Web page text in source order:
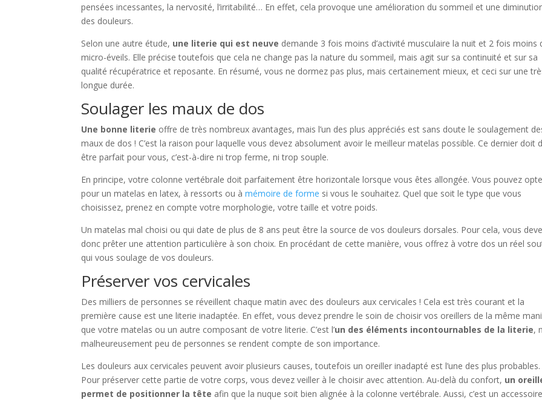
pensées incessantes, la nervosité, l’irritabilité… En effet, cela provoque une amélioration du sommeil et une
des douleurs.
Selon une autre étude, une literie qui est neuve demande 3 fois moins d’activité musculaire la nuit et 2 fois moins
micro-éveils. Elle précise toutefois que cela ne change pas la nature du sommeil, mais agit sur sa continuité et sur sa
qualité récupératrice et reposante. En résumé, vous ne dormez pas plus, mais certainement mieux, et ceci sur une
longue durée.
Soulager les maux de dos
Une bonne literie offre de très nombreux avantages, mais l’un des plus appréciés est sans doute le soulagement
maux de dos ! C’est la raison pour laquelle vous devez absolument avoir le meilleur matelas possible. Ce dernier doit
être parfait pour vous, c’est-à-dire ni trop ferme, ni trop souple.
En principe, votre colonne vertébrale doit parfaitement être horizontale lorsque vous êtes allongée. Vous pouvez
pour un matelas en latex, à ressorts ou àmémoire de forme si vous le souhaitez. Quel que soit le type que vous
choisissez, prenez en compte votre morphologie, votre taille et votre poids.
Un matelas mal choisi ou qui date de plus de 8 ans peut être la source de vos douleurs dorsales. Pour cela, vous
donc prêter une attention particulière à son choix. En procédant de cette manière, vous offrez à votre dos un réel
qui vous soulage de vos douleurs.
Préserver vos cervicales
Des milliers de personnes se réveillent chaque matin avec des douleurs aux cervicales ! Cela est très courant et la
première cause est une literie inadaptée. En effet, vous devez prendre le soin de choisir vos oreillers de la même
que votre matelas ou un autre composant de votre literie. C’est l’un des éléments incontournables de la literie,
malheureusement peu de personnes se rendent compte de son importance.
Les douleurs aux cervicales peuvent avoir plusieurs causes, toutefois un oreiller inadapté est l’une des plus probables.
Pour préserver cette partie de votre corps, vous devez veiller à le choisir avec attention. Au-delà du confort, un
permet de positionner la tête afin que la nuque soit bien alignée à la colonne vertébrale. Aussi, c’est un accessoire